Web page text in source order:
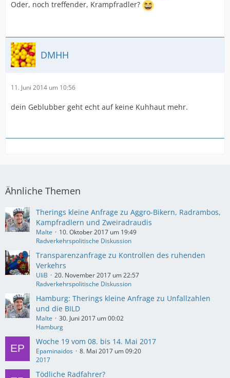
Oder, noch treffender, Krampfradler?
DMHH
11. Juni 2014 um 10:56
dein Geblubber geht echt auf keine Kuhhaut mehr.
Ähnliche Themen
Therings kleine Anfrage zu Aggro-Bikern, Radrambos,
Kampfradlern und Zweiradraudis
Malte
10. Oktober 2017 um 19:49
Radverkehrspolitische Diskussion
Transparenzanfrage zu Kontrollen des ruhenden
Verkehrs
UliB
20. November 2017 um 22:57
Radverkehrspolitische Diskussion
Hamburg: Therings kleine Anfrage zu Unfallzahlen
und die BILD
Malte
30. Juni 2017 um 00:02
Hamburg
Woche 19 vom 08. bis 14. Mai 2017
Epaminaidos
8. Mai 2017 um 09:20
2017
Tödliche Radfahrer?